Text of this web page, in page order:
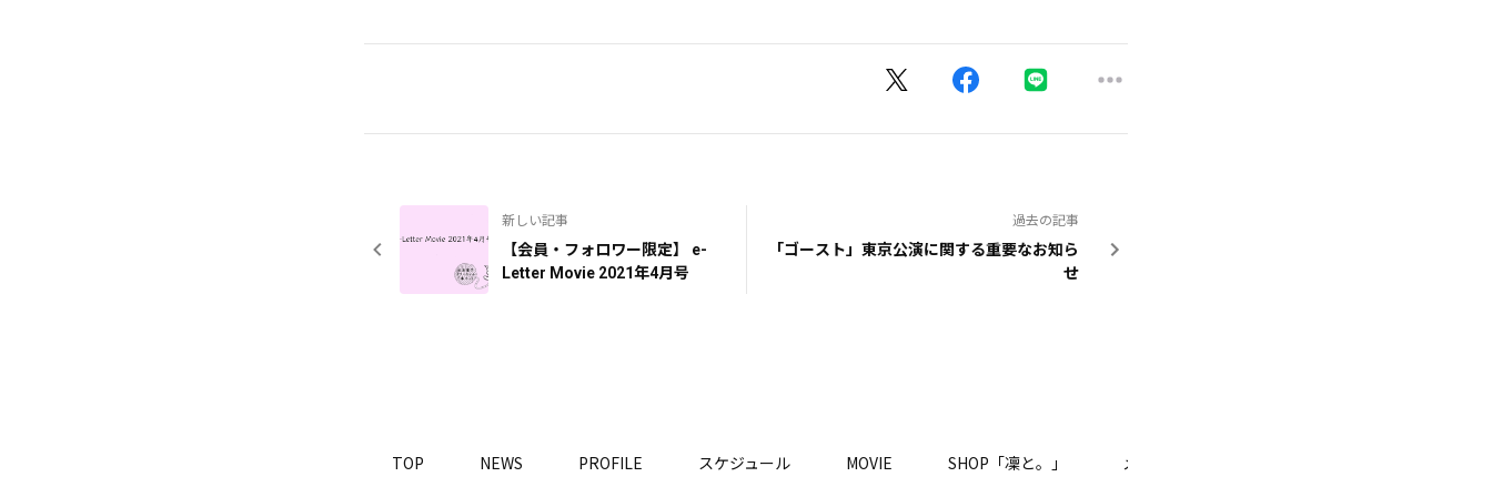
新しい記事
【会員・フォロワー限定】 e-
Letter Movie 2021年4月号
過去の記事
「ゴースト」東京公演に関する重要なお知ら
せ
TOP NEWS PROFILE スケジュール MOVIE SHOP「凜と。」 メルマガ「e-Letter」